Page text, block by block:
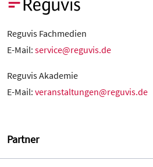
Reguvis Fachmedien
E-Mail: service@reguvis.de
Reguvis Akademie
E-Mail: veranstaltungen@reguvis.de
Partner